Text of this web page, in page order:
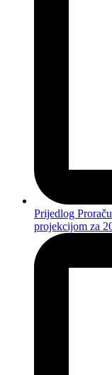
Prijedlog
projekcijom za